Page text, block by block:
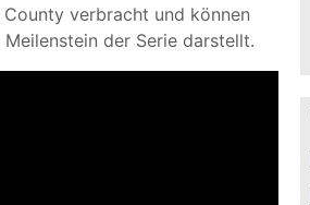
verbracht und können
der Serie darstellt.